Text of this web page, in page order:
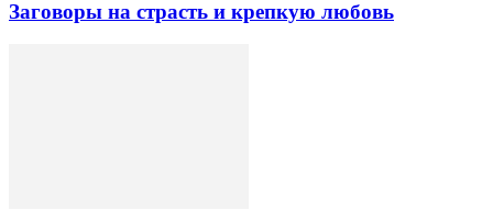
Заговоры на страсть и крепкую любовь